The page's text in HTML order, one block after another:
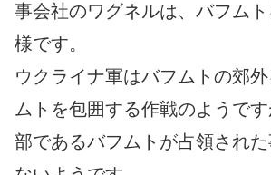
事会社のワグネルは、バフム
様です。
ウクライナ軍はバフムトの郊
ムトを包囲する作戦のようで
部であるバフムトが占領され